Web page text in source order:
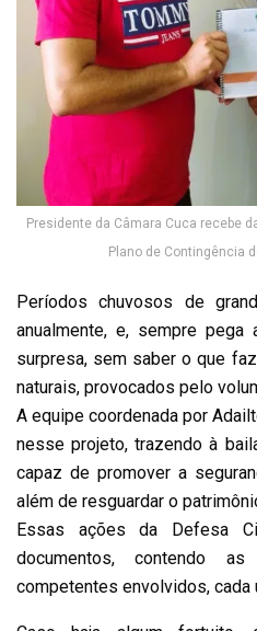
Presidente da Câmara Cuca recebe
Plano de Contingência
Períodos chuvosos de
anualmente, e, sempre pega
surpresa, sem saber o que
naturais, provocados pelo
A equipe coordenada por
nesse projeto, trazendo à
capaz de promover a
além de resguardar o
Essas ações da Defesa
documentos, contendo
competentes envolvidos, cada